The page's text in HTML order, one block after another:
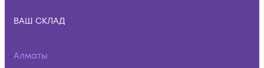
ВАШ СКЛАД
Алматы